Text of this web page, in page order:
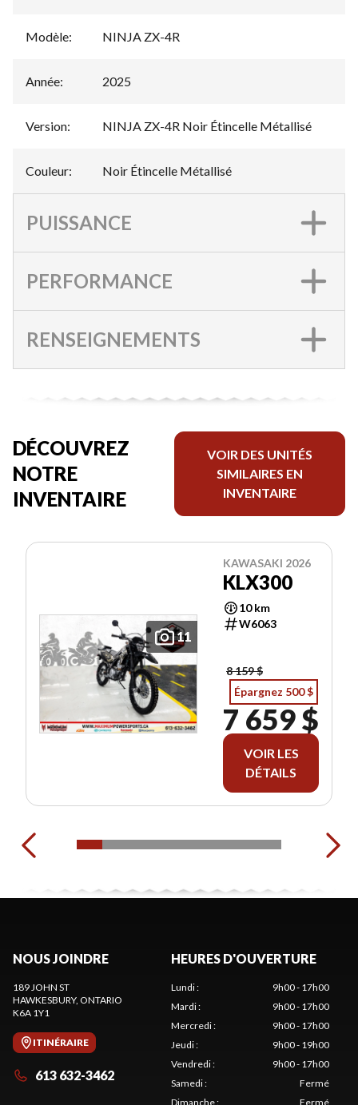
Modèle: NINJA ZX-4R
Année: 2025
Version: NINJA ZX-4R Noir Étincelle Métallisé
Couleur: Noir Étincelle Métallisé
PUISSANCE
PERFORMANCE
RENSEIGNEMENTS
DÉCOUVREZ
NOTRE
INVENTAIRE
VOIR DES UNITÉS
SIMILAIRES EN
INVENTAIRE
11
KAWASAKI 2026
KLX300
10 km
W6063
8 159 $
Épargnez 500 $
7 659 $
VOIR LES
DÉTAILS
NOUS JOINDRE
189 JOHN ST
HAWKESBURY, ONTARIO
K6A 1Y1
ITINÉRAIRE
613 632-3462
HEURES D'OUVERTURE
Lundi:
9h00 - 17h00
Mardi:
9h00 - 17h00
Mercredi:
9h00 - 17h00
Jeudi:
9h00 - 19h00
Vendredi:
9h00 - 17h00
Samedi:
Fermé
Dimanche: Fermé